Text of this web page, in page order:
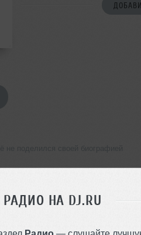
РАДИО НА DJ.RU
Радио — слушайте